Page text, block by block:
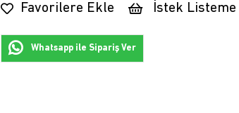
Favorilere Ekle İstek
Whatsapp ile Sipariş Ver